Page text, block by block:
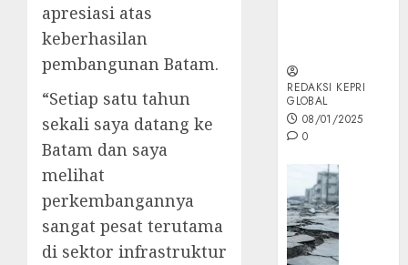
apresiasi atas
keberhasilan
pembangunan Batam.
“Setiap satu tahun
sekali saya datang ke
Batam dan saya
melihat
perkembangannya
sangat pesat terutama
di sektor infrastruktur
REDAKSI KEPRI
GLOBAL
08/01/2025
0